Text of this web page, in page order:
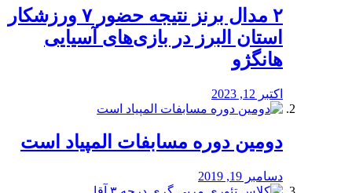
۲ مدال برنز نتیجه حضور ۷ ورزشکار
استان البرز در بازی‌های آسیایی
هانگژو
اکتبر 12, 2023
دومین دوره مسابفات المپیاد است
دسامبر 19, 2019